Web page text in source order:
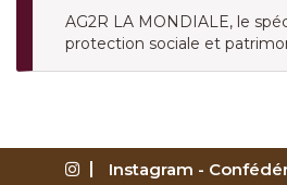
AG2R LA MONDIALE, le
protection sociale et
Instagram -